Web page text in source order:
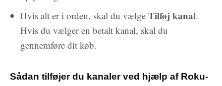
Hvis alt er i orden, skal du vælge Tilføj kanal.
Hvis du vælger en betalt kanal, skal du
gennemføre dit køb.
Sådan tilføjer du kanaler ved hjælp af Roku-